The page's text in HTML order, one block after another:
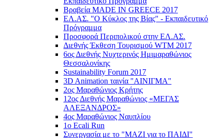
Βραβεία MADE IN GREECE 2017
ΕΛ.ΑΣ. "Ο Κύκλος της Βίας" - Εκπαιδευτικό
Πρόγραμμα
Προσφορά Περιπολικού στην ΕΛ.ΑΣ.
Διεθνής Έκθεση Τουρισμού WTM 2017
6ος Διεθνής Νυχτερινός Ημιμαραθώνιος
Θεσσαλονίκης
Sustainability Forum 2017
3D Animation ταινία "ΑΙΝΙΓΜΑ"
2ος Μαραθώνιος Κρήτης
12ος Διεθνής Μαραθώνιος «ΜΕΓΑΣ
ΑΛΕΞΑΝΔΡΟΣ»
4ος Μαραθώνιος Ναυπλίου
1ο Ecali Run
Συνεργασία με το "ΜΑΖΙ για το ΠΑΙΔΙ"